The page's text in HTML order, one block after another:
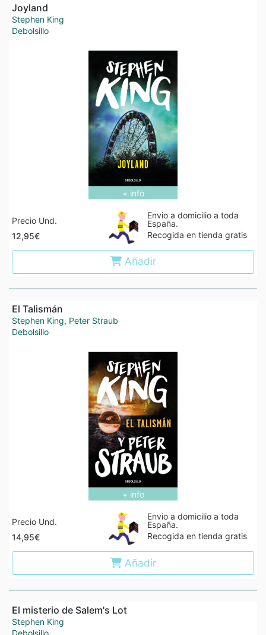
Joyland
Stephen King
Debolsillo
+ info
Precio Und.
12,95€
Envio a domicilio a toda
España.
Recogida en tienda gratis
Añadir
El Talismán
Stephen King, Peter Straub
Debolsillo
+ info
Precio Und.
14,95€
Envio a domicilio a toda
España.
Recogida en tienda gratis
Añadir
El misterio de Salem's Lot
Stephen King